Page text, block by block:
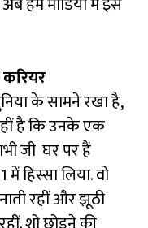
के सामने रखा है,
है कि उनके एक
जी घर पर हैं
में हिस्सा लिया. वो
रहीं और झूठी